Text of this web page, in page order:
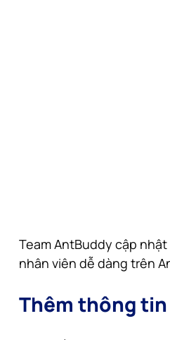
Team AntBuddy cập
nhân viên dễ dàng trên
Thêm thông